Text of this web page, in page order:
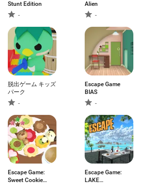
Stunt Edition
-
Alien
-
脱出ゲーム キッズ
パーク
-
Escape Game
BIAS
-
Escape Game:
Sweet Cookie
Escape Game:
LAKE